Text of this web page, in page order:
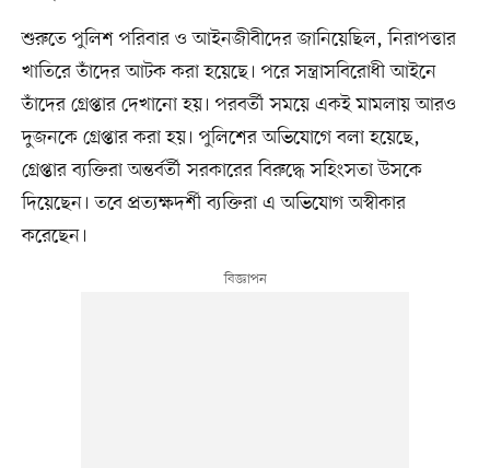
শুরুতে পুলিশ পরিবার ও আইনজীবীদের জানিয়েছিল, নিরাপত্তার
খাতিরে তাঁদের আটক করা হয়েছে। পরে সন্ত্রাসবিরোধী আইনে
তাঁদের গ্রেপ্তার দেখানো হয়। পরবর্তী সময়ে একই মামলায় আরও
দুজনকে গ্রেপ্তার করা হয়। পুলিশের অভিযোগে বলা হয়েছে,
গ্রেপ্তার ব্যক্তিরা অন্তর্বর্তী সরকারের বিরুদ্ধে সহিংসতা উসকে
দিয়েছেন। তবে প্রত্যক্ষদর্শী ব্যক্তিরা এ অভিযোগ অস্বীকার
করেছেন।